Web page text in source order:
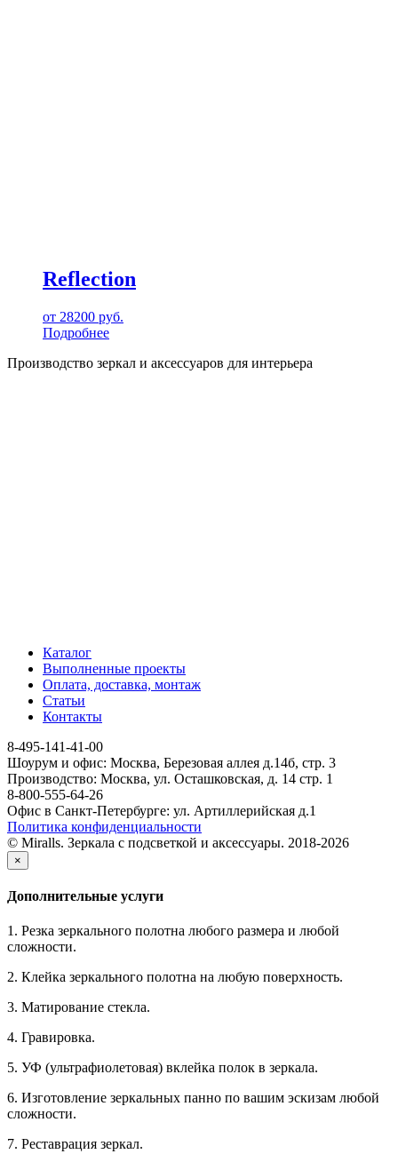
Reflection
от 28200 руб.
Подробнее
Производство зеркал и аксессуаров для интерьера
Каталог
Выполненные проекты
Оплата, доставка, монтаж
Статьи
Контакты
8-495-141-41-00
Шоурум и офис: Москва, Березовая аллея д.14б, стр. 3
Производство: Москва, ул. Осташковская, д. 14 стр. 1
8-800-555-64-26
Офис в Санкт-Петербурге: ул. Артиллерийская д.1
Политика конфиденциальности
© Miralls. Зеркала с подсветкой и аксессуары. 2018-2026
×
Дополнительные услуги
1. Резка зеркального полотна любого размера и любой
сложности.
2. Клейка зеркального полотна на любую поверхность.
3. Матирование стекла.
4. Гравировка.
5. УФ (ультрафиолетовая) вклейка полок в зеркала.
6. Изготовление зеркальных панно по вашим эскизам любой
сложности.
7. Реставрация зеркал.